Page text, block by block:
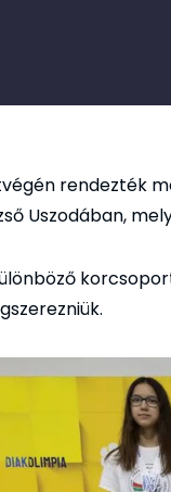
rendezték
Uszodában,